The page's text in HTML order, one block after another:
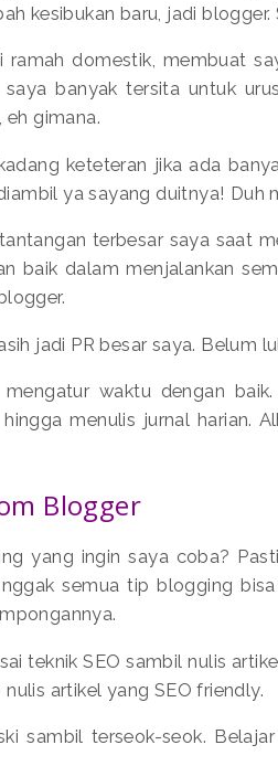
kesibukan baru, jadi
ramah domestik, membuat
banyak tersita untuk
eh gimana.
keteteran jika ada
ya sayang duitnya! Duh
terbesar saya saat
baik dalam menjalankan
jadi PR besar saya. Belum
waktu dengan
menulis jurnal harian.
Blogger
yang ingin saya coba?
semua tip blogging
teknik SEO sambil nulis
artikel yang SEO friendly.
sambil terseok-seok.